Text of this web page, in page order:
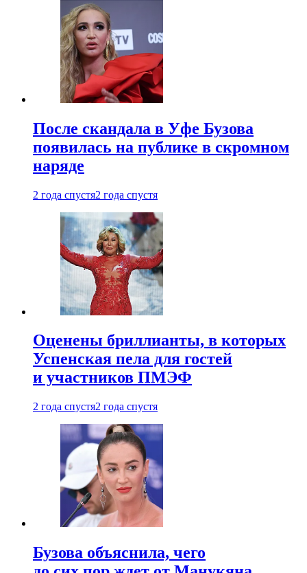
После скандала в Уфе Бузова
появилась на публике в скромном
наряде
2 года спустя2 года спустя
Оценены бриллианты, в которых
Успенская пела для гостей
и участников ПМЭФ
2 года спустя2 года спустя
Бузова объяснила, чего